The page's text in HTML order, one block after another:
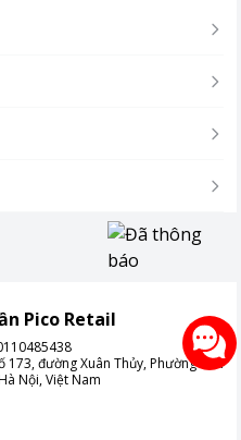
Pico Retail
173, đường Xuân Thủy, Phường Cầu
Nội, Việt Nam